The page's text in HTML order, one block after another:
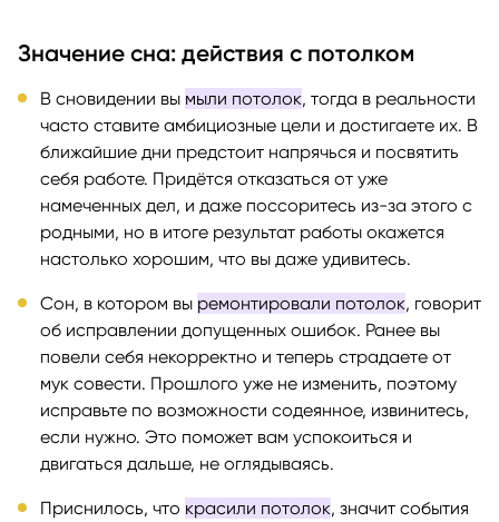
Значение сна: действия с потолком
В сновидении вы мыли потолок, тогда в реальности
часто ставите амбициозные цели и достигаете их. В
ближайшие дни предстоит напрячься и посвятить
себя работе. Придётся отказаться от уже
намеченных дел, и даже поссоритесь из-за этого с
родными, но в итоге результат работы окажется
настолько хорошим, что вы даже удивитесь.
Сон, в котором вы ремонтировали потолок, говорит
об исправлении допущенных ошибок. Ранее вы
повели себя некорректно и теперь страдаете от
мук совести. Прошлого уже не изменить, поэтому
исправьте по возможности содеянное, извинитесь,
если нужно. Это поможет вам успокоиться и
двигаться дальше, не оглядываясь.
Приснилось, что красили потолок, значит события